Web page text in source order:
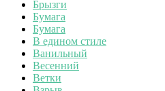
Брызги
Бумага
Бумага
В едином стиле
Ванильный
Весенний
Ветки